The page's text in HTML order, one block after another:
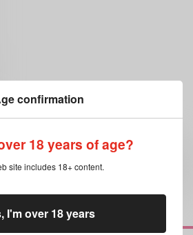
けブランドの商品もみる
confirmation
18 years of age?
site includes 18+ content.
I'm over 18 years